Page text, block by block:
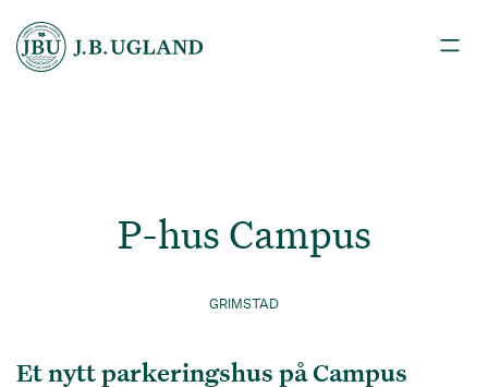
P-hus Campus
GRIMSTAD
Et nytt parkeringshus på Campus